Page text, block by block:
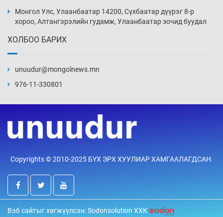
18 цаг 24 мин
18 цаг 54 мин
19 цаг 24 мин
үйлчилж буй гэв
19 цаг 54 мин
“Туул усан цогцолбор”-ын ТЭЗҮ-ийг
Монгол Улс, Улаанбаатар 14200, Сүхбаатар дүүрэг 8-р
хороо, Алтангэрэлийн гудамж, Улаанбаатар зочид буудал
ХОЛБОО БАРИХ
unuudur@mongolnews.mn
976-11-330801
Copyrights © 2010-2025 БҮХ ЭРХ ХУУЛИАР ХАМГААЛАГДСАН.
Вэб сайтыг хөгжүүлсэн: Sodonsolution ХХК